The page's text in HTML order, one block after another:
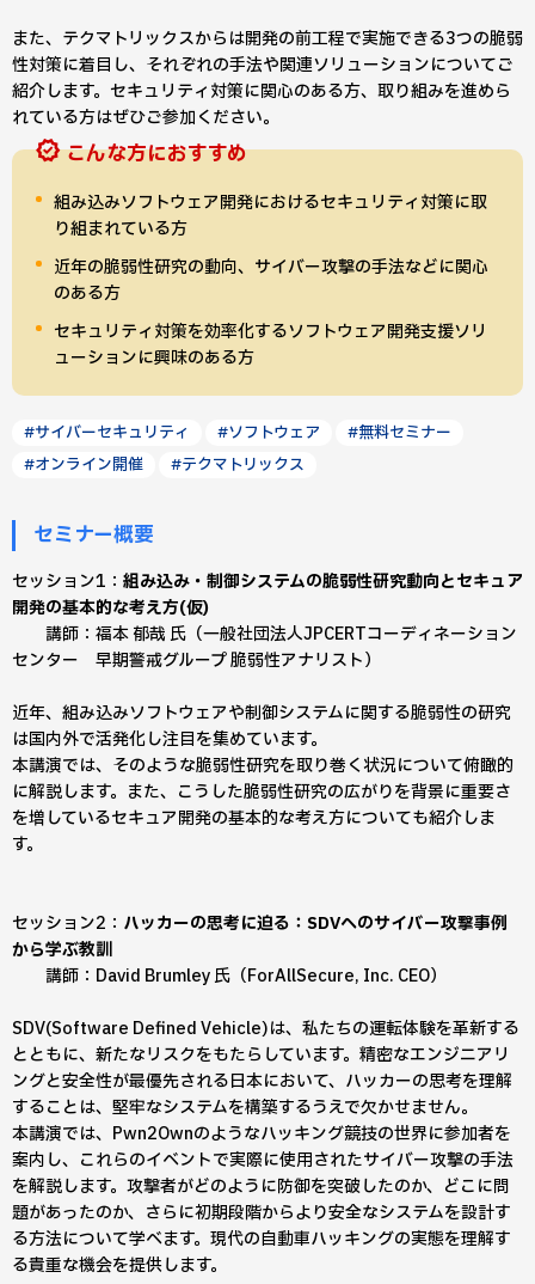
また、テクマトリックスからは開発の前工程で実施できる3つの脆弱
性対策に着目し、それぞれの手法や関連ソリューションについてご
紹介します。セキュリティ対策に関心のある方、取り組みを進めら
れている方はぜひご参加ください。
こんな方におすすめ
組み込みソフトウェア開発におけるセキュリティ対策に取
り組まれている方
近年の脆弱性研究の動向、サイバー攻撃の手法などに関心
のある方
セキュリティ対策を効率化するソフトウェア開発支援ソリ
ューションに興味のある方
#サイバーセキュリティ #ソフトウェア
#無料セミナー
#オンライン開催
#テクマトリックス
セミナー概要
セッション1： 組み込み・制御システムの脆弱性研究動向とセキュア
開発の基本的な考え方(仮)
講師：福本 郁哉 氏（一般社団法人JPCERTコーディネーション
センター 早期警戒グループ 脆弱性アナリスト）
近年、組み込みソフトウェアや制御システムに関する脆弱性の研究
は国内外で活発化し注目を集めています。
本講演では、そのような脆弱性研究を取り巻く状況について俯瞰的
に解説します。また、こうした脆弱性研究の広がりを背景に重要さ
を増しているセキュア開発の基本的な考え方についても紹介しま
す。
セッション2： ハッカーの思考に迫る：SDVへのサイバー攻撃事例
から学ぶ教訓
講師：David Brumley 氏（ForAllSecure, Inc. CEO）
SDV(Software Defined Vehicle)は、私たちの運転体験を革新する
とともに、新たなリスクをもたらしています。精密なエンジニアリ
ングと安全性が最優先される日本において、ハッカーの思考を理解
することは、堅牢なシステムを構築するうえで欠かせません。
本講演では、Pwn2Ownのようなハッキング競技の世界に参加者を
案内し、これらのイベントで実際に使用されたサイバー攻撃の手法
を解説します。攻撃者がどのように防御を突破したのか、どこに問
題があったのか、さらに初期段階からより安全なシステムを設計す
る方法について学べます。現代の自動車ハッキングの実態を理解す
る貴重な機会を提供します。